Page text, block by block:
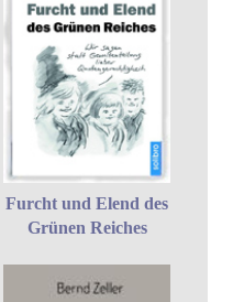
Furcht und Elend des
Grünen Reiches